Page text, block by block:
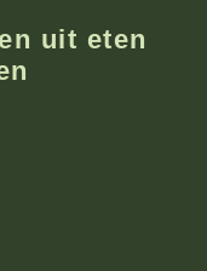
uit eten